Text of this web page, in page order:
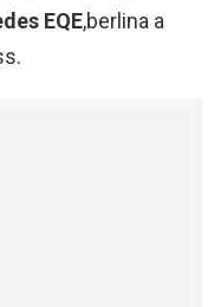
EQE,berlina a